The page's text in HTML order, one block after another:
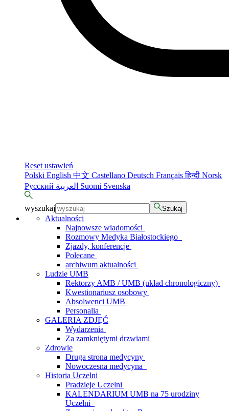
Reset ustawień
Polski English 中文 Castellano Deutsch Françaisहिन्दी Norsk
Русский
Suomi Svenska
wyszukaj Szukaj
Aktualności
Najnowsze wiadomości
Rozmowy Medyka Białostockiego
Zjazdy, konferencje
Polecane
archiwum aktualności
Ludzie UMB
Rektorzy AMB / UMB (układ chronologiczny)
Kwestionariusz osobowy
Absolwenci UMB
Personalia
GALERIA ZDJĘĆ
Wydarzenia
Za zamkniętymi drzwiami
Zdrowie
Druga strona medycyny
Nowoczesna medycyna
Historia Uczelni
Pradzieje Uczelni
KALENDARIUM UMB na 75 urodziny
Uczelni